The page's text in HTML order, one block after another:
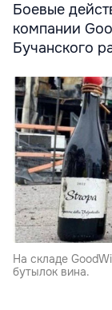
Боевые
компании
Бучанского
На складе
бутылок вина.